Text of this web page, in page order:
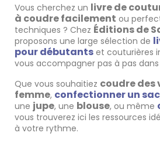
Vous cherchez un livre de
à coudre facilement ou
techniques ? Chez Éditions de
proposons une large sélection de
pour débutants et couturières
vous accompagner pas à pas
Que vous souhaitiez coudre des
femme, confectionner un sac
une jupe, une blouse, ou même
vous trouverez ici les ressources
à votre rythme.